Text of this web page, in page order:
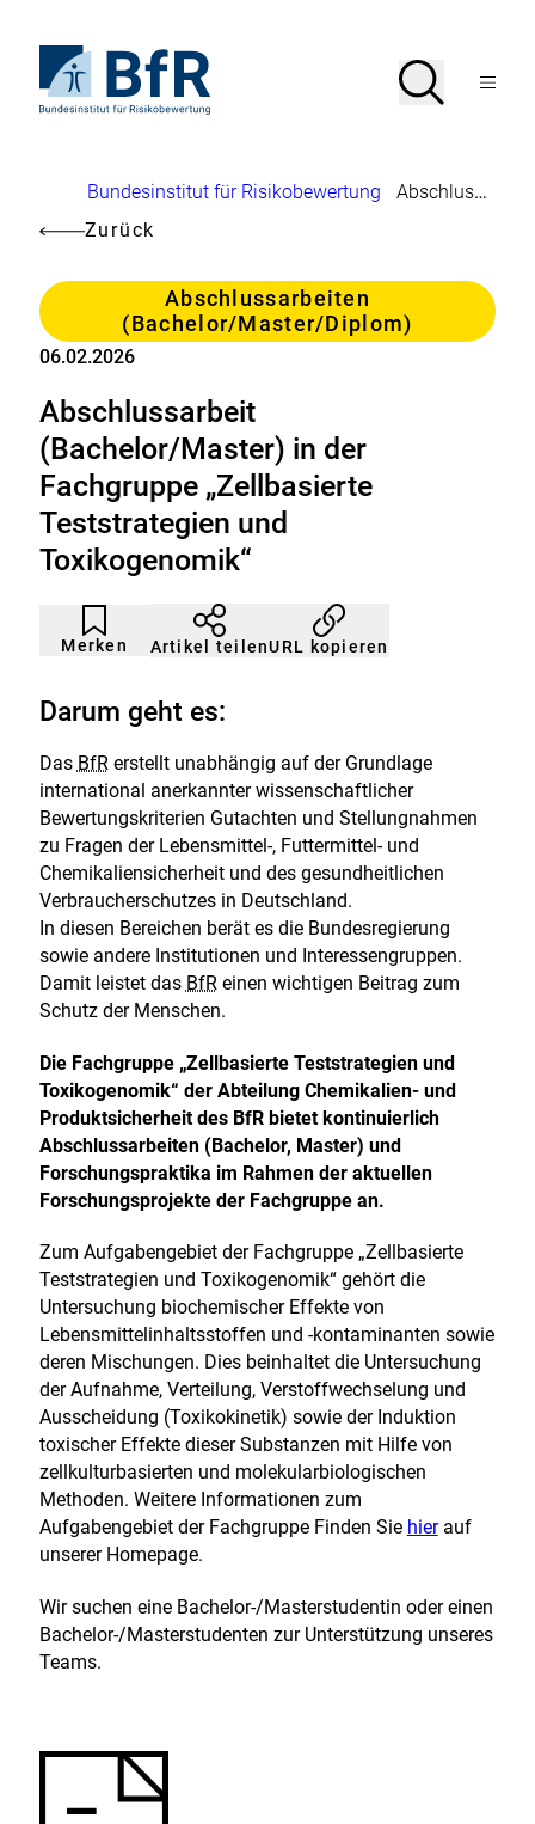
Seiteninhalt
springenStartseite
von
Suche
SucheMenü
Brotkrumennavigation
Bundesinstitut für Risikobewertung
Abschlussarbeit (Bachelor/Master) in der Fachgruppe „Zellbasierte Teststrategien und Toxikogenomik“
Zurück
Kategorie
Abschlussarbeiten
(Bachelor/Master/Diplom)
06.02.2026
Abschlussarbeit
(Bachelor/Master) in der
Fachgruppe „Zellbasierte
Teststrategien und
Toxikogenomik“
Merken
Artikel
nicht
gemerkt
Durch
Klicken
der
Artikel teilenURL kopieren
Darum geht es:
Das BfR erstellt unabhängig auf der Grundlage
international anerkannter wissenschaftlicher
Bewertungskriterien Gutachten und Stellungnahmen
zu Fragen der Lebensmittel-, Futtermittel- und
Chemikaliensicherheit und des gesundheitlichen
Verbraucherschutzes in Deutschland.
In diesen Bereichen berät es die Bundesregierung
sowie andere Institutionen und Interessengruppen.
Damit leistet das BfR einen wichtigen Beitrag zum
Schutz der Menschen.
Die Fachgruppe „Zellbasierte Teststrategien und
Toxikogenomik“ der Abteilung Chemikalien- und
Produktsicherheit des BfR bietet kontinuierlich
Abschlussarbeiten (Bachelor, Master) und
Forschungspraktika im Rahmen der aktuellen
Forschungsprojekte der Fachgruppe an.
Zum Aufgabengebiet der Fachgruppe „Zellbasierte
Teststrategien und Toxikogenomik“ gehört die
Untersuchung biochemischer Effekte von
Lebensmittelinhaltsstoffen und -kontaminanten sowie
deren Mischungen. Dies beinhaltet die Untersuchung
der Aufnahme, Verteilung, Verstoffwechselung und
Ausscheidung (Toxikokinetik) sowie der Induktion
toxischer Effekte dieser Substanzen mit Hilfe von
zellkulturbasierten und molekularbiologischen
Methoden. Weitere Informationen zum
Aufgabengebiet der Fachgruppe Finden Sie E
e
r
hierauf
unserer Homepage.
Wir suchen eine Bachelor-/Masterstudentin oder einen
Bachelor-/Masterstudenten zur Unterstützung unseres
Teams.